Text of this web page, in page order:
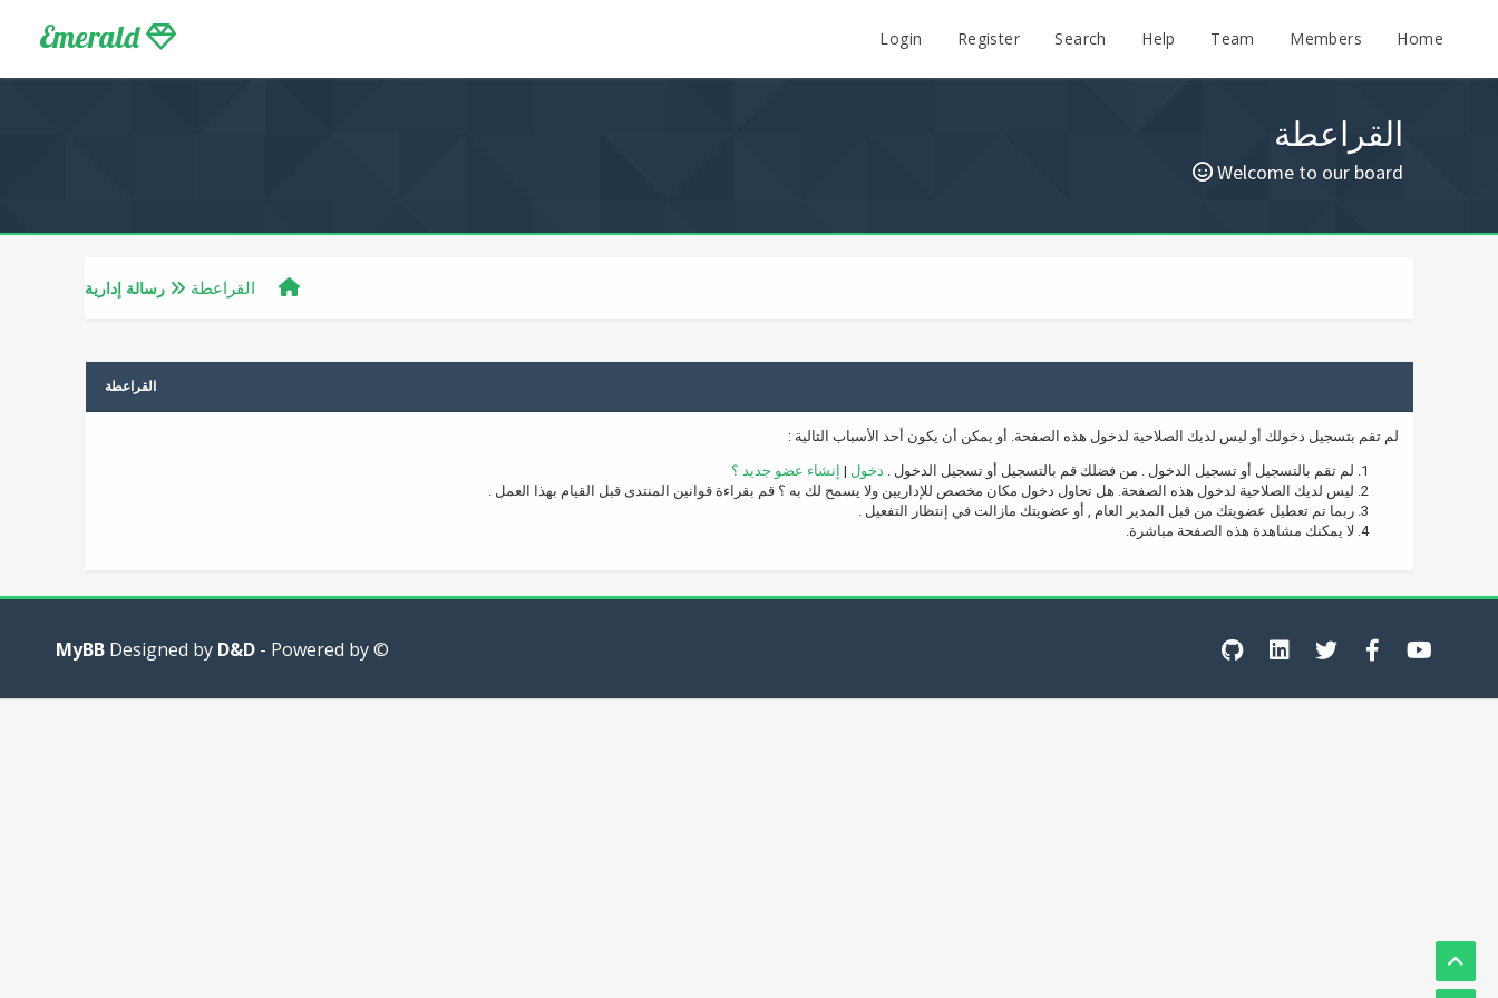
Emerald Home
Members
Team
Help
Search
Register
Login
القراعطة
Welcome to our board
القراعطة رسالة إدارية
القراعطة
لم تقم بتسجيل دخولك أو ليس لديك الصلاحية لدخول هذه الصفحة. أو يمكن أن يكون أحد الأسباب التالية :
لم تقم بالتسجيل أو تسجيل الدخول . من فضلك قم بالتسجيل أو تسجيل الدخول . دخول | إنشاء عضو جديد ؟
ليس لديك الصلاحية لدخول هذه الصفحة. هل تحاول دخول مكان مخصص للإداريين ولا يسمح لك به ؟ قم بقراءة قوانين المنتدى قبل القيام بهذا العمل .
ربما تم تعطيل عضويتك من قبل المدير العام , أو عضويتك مازالت في إنتظار التفعيل .
لا يمكنك مشاهدة هذه الصفحة مباشرة.
© Designed by
D&D - Powered by
MyBB